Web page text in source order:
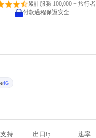
累計服務 100,000 + 旅行者
付款過程保證安全
4G
持
出口ip
速率